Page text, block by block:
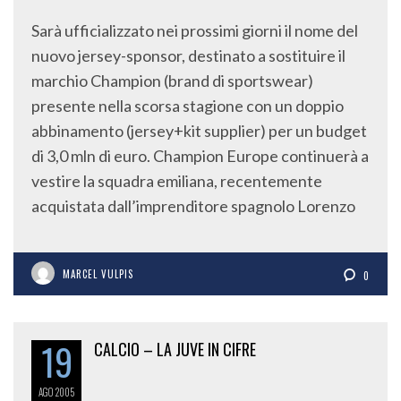
Sarà ufficializzato nei prossimi giorni il nome del
nuovo jersey-sponsor, destinato a sostituire il
marchio Champion (brand di sportswear)
presente nella scorsa stagione con un doppio
abbinamento (jersey+kit supplier) per un budget
di 3,0 mln di euro. Champion Europe continuerà a
vestire la squadra emiliana, recentemente
acquistata dall’imprenditore spagnolo Lorenzo
MARCEL VULPIS 0
19
AGO2005
CALCIO – LA JUVE IN CIFRE